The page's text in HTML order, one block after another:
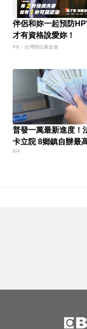
伴侶和妳一起預防
才有資格說愛妳！
PR・台灣癌症基金會
普發一萬最新進度！
卡立院 8鄉鎮自辦最
萬
8/4
盟洋基工程
創2月以來
4.4%突破